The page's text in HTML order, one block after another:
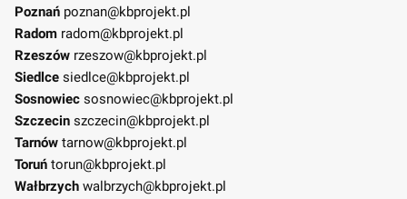
Poznań poznan@kbprojekt.pl
Radom radom@kbprojekt.pl
Rzeszów rzeszow@kbprojekt.pl
Siedlce siedlce@kbprojekt.pl
Sosnowiec sosnowiec@kbprojekt.pl
Szczecin szczecin@kbprojekt.pl
Tarnów tarnow@kbprojekt.pl
Toruń torun@kbprojekt.pl
Wałbrzych walbrzych@kbprojekt.pl